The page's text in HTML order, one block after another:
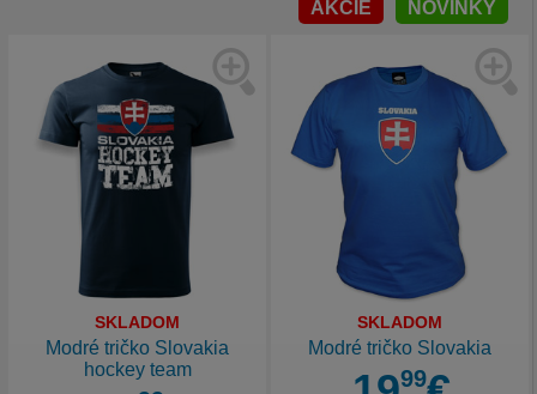
AKCIE NOVINKY
SKLADOM
Modré tričko Slovakia
hockey team
SKLADOM
Modré tričko Slovakia
99